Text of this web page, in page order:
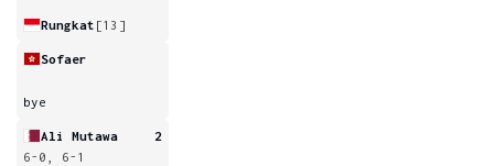
Rungkat [13]
Sofaer
bye
Ali Mutawa
2
6-0, 6-1